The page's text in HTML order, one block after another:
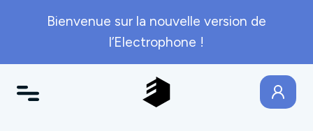
Bienvenue sur la nouvelle version de
l’Electrophone !